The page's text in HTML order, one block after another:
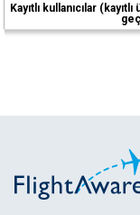
Kayıtlı kullanıcılar